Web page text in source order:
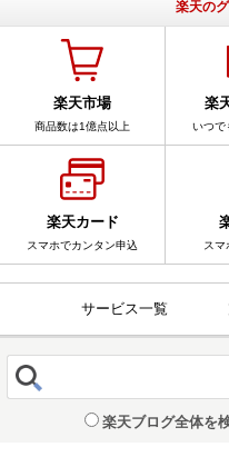
楽天の
楽天市場
商品数は1億点以上
楽
いつで
楽天カード
スマホでカンタン申込 スマ
サービス一覧
楽天ブログ全体を